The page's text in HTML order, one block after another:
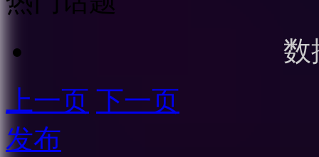
数
上一页 下一页
发布